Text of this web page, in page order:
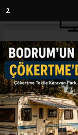
1
Anasayfa GÜNDEM
14.01.2026 -